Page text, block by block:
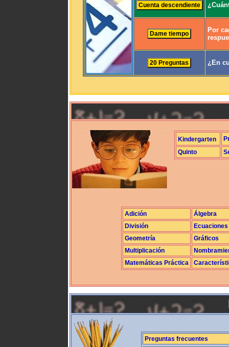
Por
¿En
Kindergarten
Quinto
Adición
Álgebra
División
Ecuaciones
Geometría
Gráficos
Multiplicación
Matemáticas Práctica
Preguntas frecuentes